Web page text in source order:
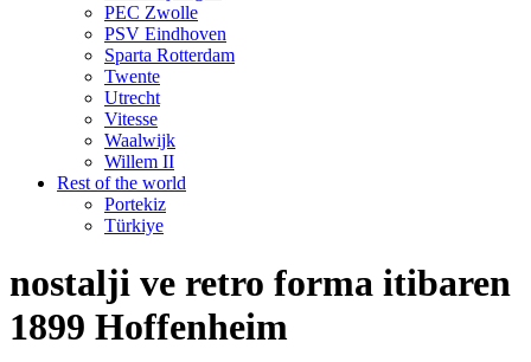
PEC Zwolle
PSV Eindhoven
Sparta Rotterdam
Twente
Utrecht
Vitesse
Waalwijk
Willem II
Rest of the world
Portekiz
Türkiye
nostalji ve retro forma itibaren
1899 Hoffenheim